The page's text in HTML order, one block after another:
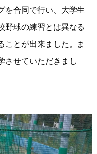
を合同で行い、大学生
野球の練習とは異なる
ことが出来ました。ま
させていただきまし